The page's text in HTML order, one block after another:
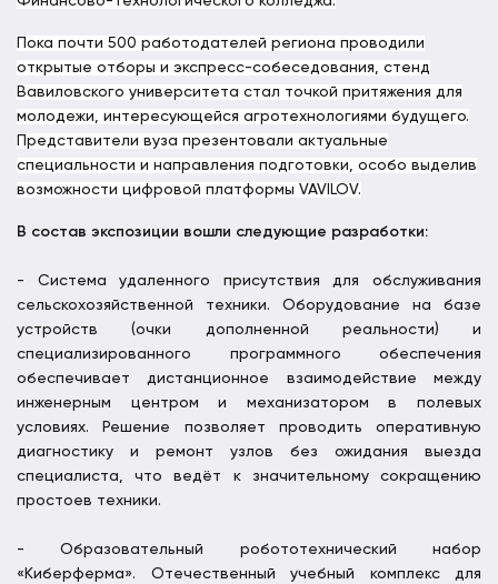
Пока почти 500 работодателей региона проводили
открытые отборы и экспресс-собеседования, стенд
Вавиловского университета стал точкой притяжения для
молодежи, интересующейся агротехнологиями будущего.
Представители вуза презентовали актуальные
специальности и направления подготовки, особо выделив
возможности цифровой платформы VAVILOV.
В состав экспозиции вошли следующие разработки:
- Система удаленного присутствия для обслуживания
сельскохозяйственной техники. Оборудование на базе
устройств (очки дополненной реальности) и
специализированного программного обеспечения
обеспечивает дистанционное взаимодействие между
инженерным центром и механизатором в полевых
условиях. Решение позволяет проводить оперативную
диагностику и ремонт узлов без ожидания выезда
специалиста, что ведёт к значительному сокращению
простоев техники.
- Образовательный робототехнический набор
«Киберферма». Отечественный учебный комплекс для